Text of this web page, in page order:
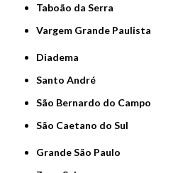
Taboão da Serra
Vargem Grande Paulista
Diadema
Santo André
São Bernardo do Campo
São Caetano do Sul
Grande São Paulo